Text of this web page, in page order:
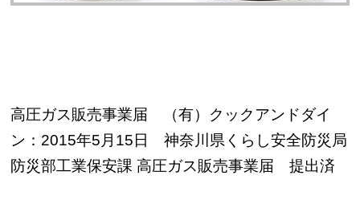
高圧ガス販売事業届 （有）クックアンドダイ
ン：2015年5月15日 神奈川県くらし安全防災局
防災部工業保安課 高圧ガス販売事業届 提出済